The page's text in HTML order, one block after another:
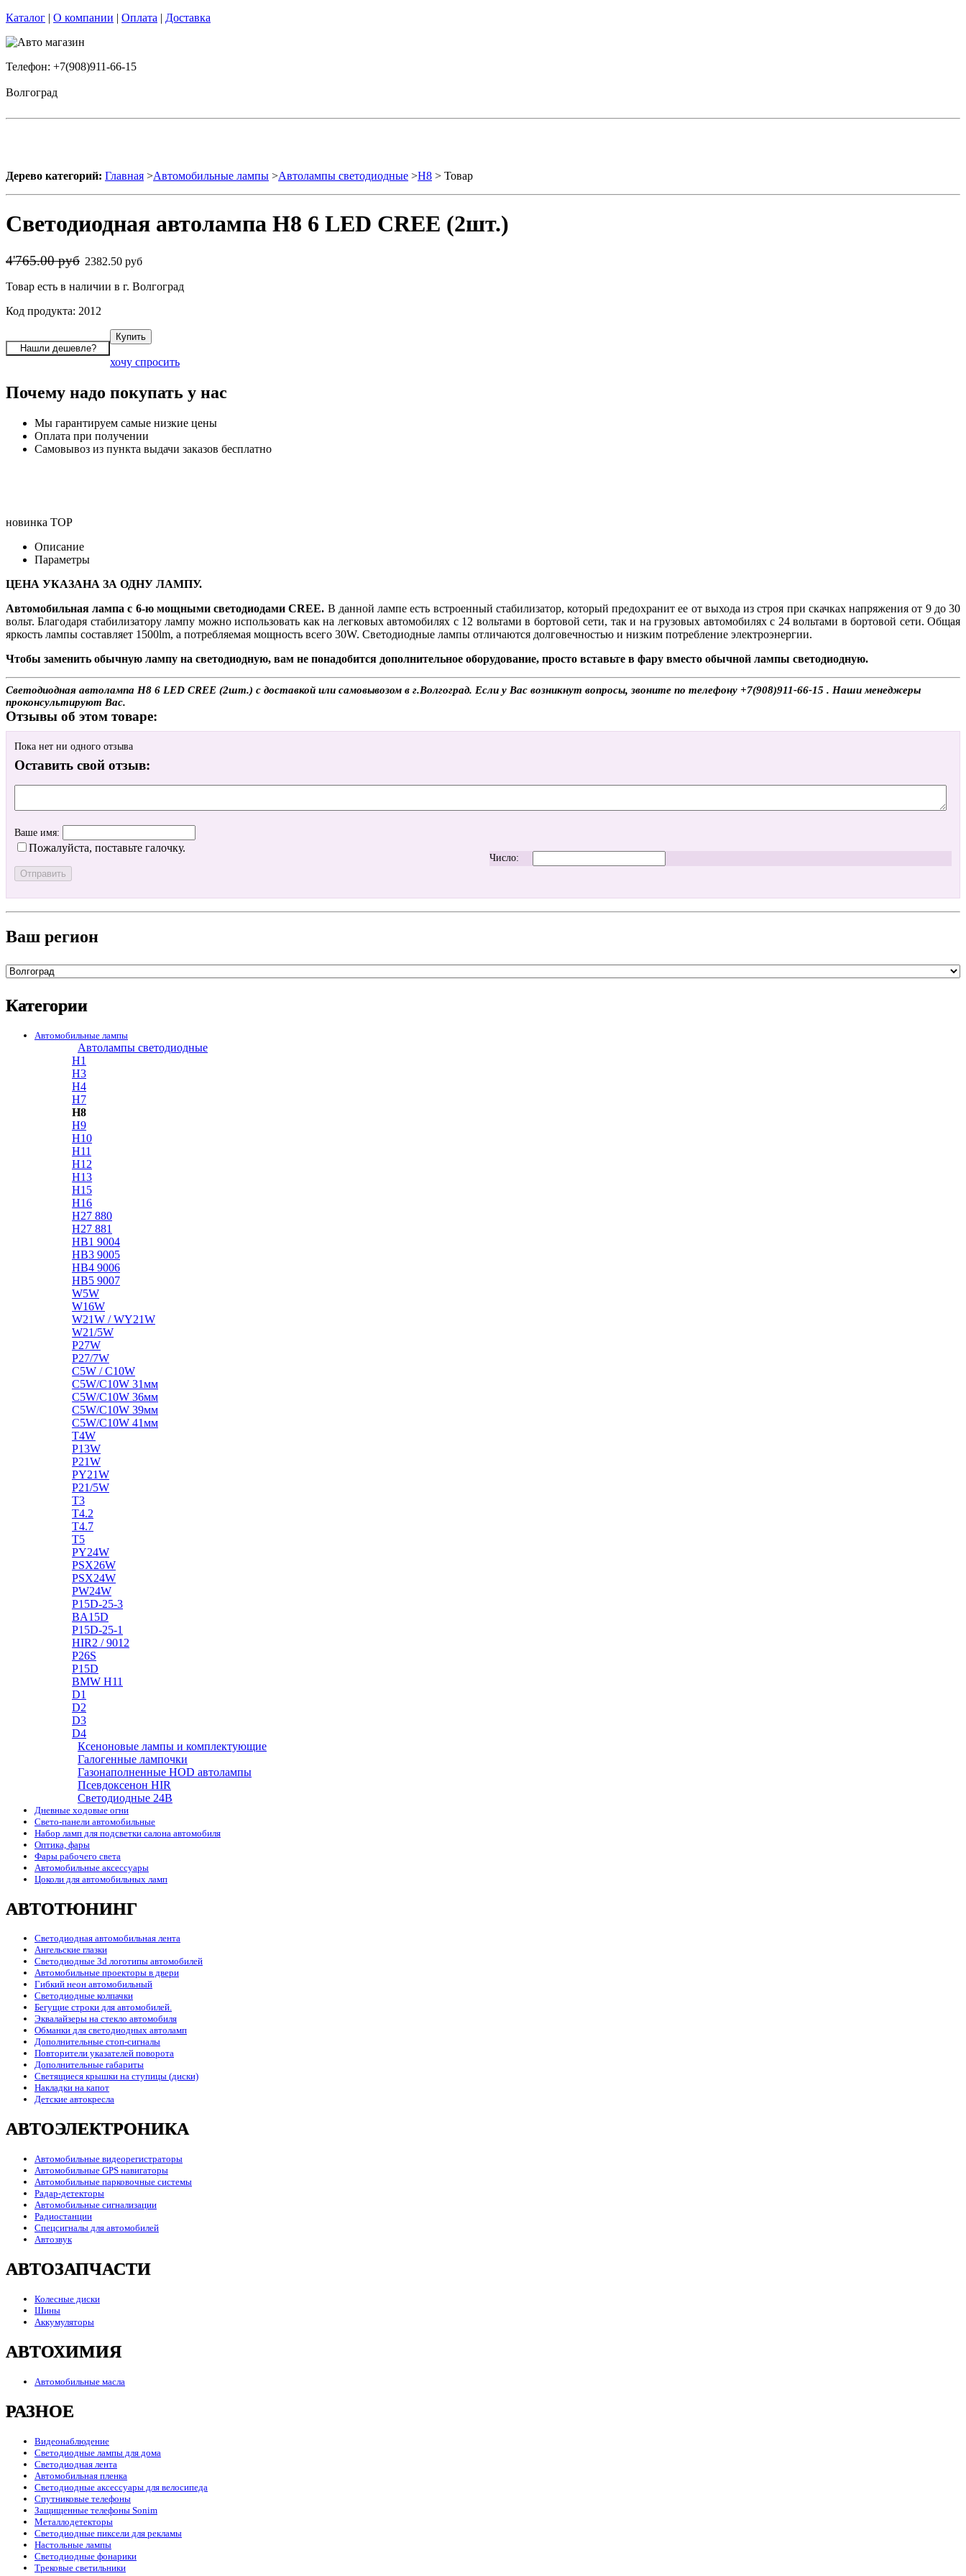
Каталог | О компании | Оплата | Доставка
Телефон: +7(908)911-66-15
Волгоград
Дерево категорий: Главная >Автомобильные лампы >Автолампы светодиодные >H8 > Товар
Светодиодная автолампа H8 6 LED CREE (2шт.)
4'765.00 руб 2382.50 руб
Товар есть в наличии в г. Волгоград
Код продукта: 2012
хочу спросить
Почему надо покупать у нас
Мы гарантируем самые низкие цены
Оплата при получении
Самовывоз из пункта выдачи заказов бесплатно
новинка TOP
Описание
Параметры
ЦЕНА УКАЗАНА ЗА ОДНУ ЛАМПУ.
Автомобильная лампа с 6-ю мощными светодиодами CREE. В данной лампе есть встроенный стабилизатор, который предохранит ее от выхода из строя при скачках напряжения от 9 до 30
вольт. Благодаря стабилизатору лампу можно использовать как на легковых автомобилях с 12 вольтами в бортовой сети, так и на грузовых автомобилях с 24 вольтами в бортовой сети. Общая
яркость лампы составляет 1500lm, а потребляемая мощность всего 30W. Светодиодные лампы отличаются долговечностью и низким потребление электроэнергии.
Чтобы заменить обычную лампу на светодиодную, вам не понадобится дополнительное оборудование, просто вставьте в фару вместо обычной лампы светодиодную.
Светодиодная автолампа H8 6 LED CREE (2шт.) с доставкой или самовывозом в г.Волгоград. Если у Вас возникнут вопросы, звоните по телефону +7(908)911-66-15 . Наши менеджеры
проконсультируют Вас.
Отзывы об этом товаре:
Пока нет ни одного отзыва
Оставить свой отзыв:
Ваше имя:
Пожалуйста, поставьте галочку.
Число:
Ваш регион
Категории
Автомобильные лампы
Автолампы светодиодные
H1
H3
H4
H7
H8
H9
H10
H11
H12
H13
H15
H16
H27 880
H27 881
HB1 9004
HB3 9005
HB4 9006
HB5 9007
W5W
W16W
W21W / WY21W
W21/5W
P27W
P27/7W
C5W / C10W
C5W/C10W 31мм
C5W/C10W 36мм
C5W/C10W 39мм
C5W/C10W 41мм
T4W
P13W
P21W
PY21W
P21/5W
T3
T4.2
T4.7
T5
PY24W
PSX26W
PSX24W
PW24W
P15D-25-3
BA15D
P15D-25-1
HIR2 / 9012
P26S
P15D
BMW H11
D1
D2
D3
D4
Ксеноновые лампы и комплектующие
Галогенные лампочки
Газонаполненные HOD автолампы
Псевдоксенон HIR
Cветодиодные 24B
Дневные ходовые огни
Свето-панели автомобильные
Набор ламп для подсветки салона автомобиля
Оптика, фары
Фары рабочего света
Автомобильные аксессуары
Цоколи для автомобильных ламп
АВТОТЮНИНГ
Светодиодная автомобильная лента
Ангельские глазки
Светодиодные 3d логотипы автомобилей
Автомобильные проекторы в двери
Гибкий неон автомобильный
Светодиодные колпачки
Бегущие строки для автомобилей.
Эквалайзеры на стекло автомобиля
Обманки для светодиодных автоламп
Дополнительные стоп-сигналы
Повторители указателей поворота
Дополнительные габариты
Светящиеся крышки на ступицы (диски)
Накладки на капот
Детские автокресла
АВТОЭЛЕКТРОНИКА
Автомобильные видеорегистраторы
Автомобильные GPS навигаторы
Автомобильные парковочные системы
Радар-детекторы
Автомобильные сигнализации
Радиостанции
Спецсигналы для автомобилей
Автозвук
АВТОЗАПЧАСТИ
Колесные диски
Шины
Аккумуляторы
АВТОХИМИЯ
Автомобильные масла
РАЗНОЕ
Видеонаблюдение
Светодиодные лампы для дома
Светодиодная лента
Автомобильная пленка
Светодиодные аксессуары для велосипеда
Спутниковые телефоны
Защищенные телефоны Sonim
Металлодетекторы
Светодиодные пиксели для рекламы
Настольные лампы
Светодиодные фонарики
Трековые светильники